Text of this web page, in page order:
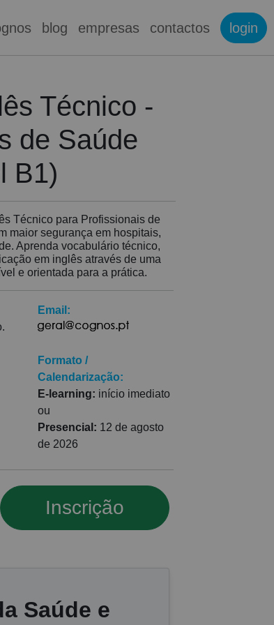
blog empresas contactos login
Técnico -
de Saúde
B1)
Técnico para Profissionais de
maior segurança em hospitais,
Aprenda vocabulário técnico,
em inglês através de uma
e orientada para a prática.
Email:
Formato /
Calendarização:
E-learning: início imediato
ou
Presencial: 12 de agosto
de 2026
Inscrição
Saúde e